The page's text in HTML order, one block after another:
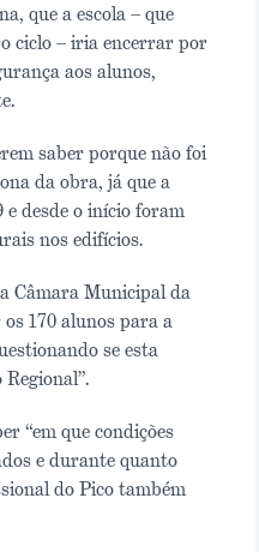
que a escola – que
ciclo – iria encerrar por
aos alunos,
saber porque não foi
da obra, já que a
e desde o início foram
nos edifícios.
Câmara Municipal da
170 alunos para a
se esta
“em que condições
e durante quanto
do Pico também